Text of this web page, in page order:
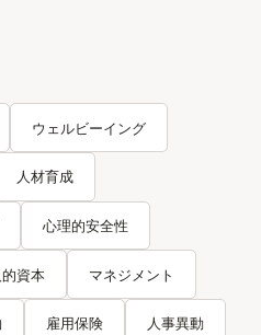
ウェルビーイング
人材育成
心理的安全性
的資本 マネジメント
雇用保険 人事異動